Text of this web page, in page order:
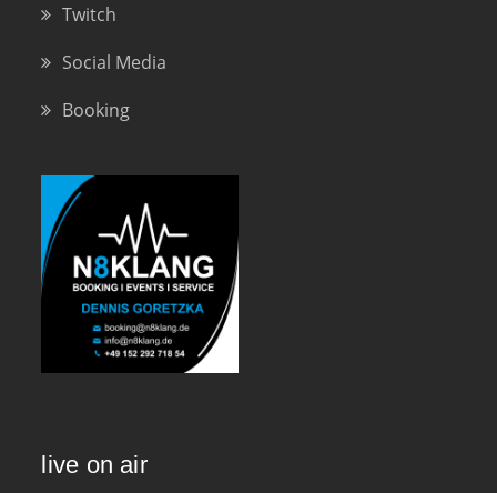
Twitch
Social Media
Booking
live on air